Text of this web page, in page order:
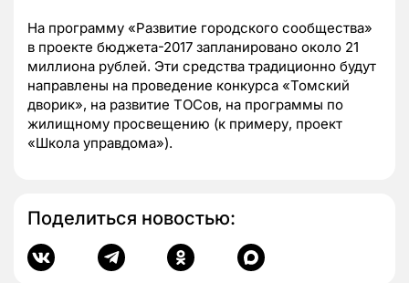
На программу «Развитие городского сообщества»
в проекте бюджета-2017 запланировано около 21
миллиона рублей. Эти средства традиционно будут
направлены на проведение конкурса «Томский
дворик», на развитие ТОСов, на программы по
жилищному просвещению (к примеру, проект
«Школа управдома»).
Поделиться новостью: